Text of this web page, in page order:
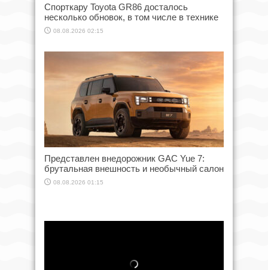
Спорткару Toyota GR86 досталось
несколько обновок, в том числе в технике
08.08.2026 02:15
Представлен внедорожник GAC Yue 7:
брутальная внешность и необычный салон
08.08.2026 01:15